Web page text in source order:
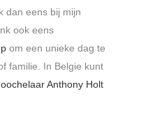
dan eens bij mijn
ook eens
om een unieke dag te
familie. In Belgie kunt
Anthony Holt